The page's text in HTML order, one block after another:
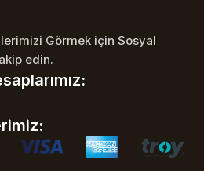
Görmek için Sosyal
edin.